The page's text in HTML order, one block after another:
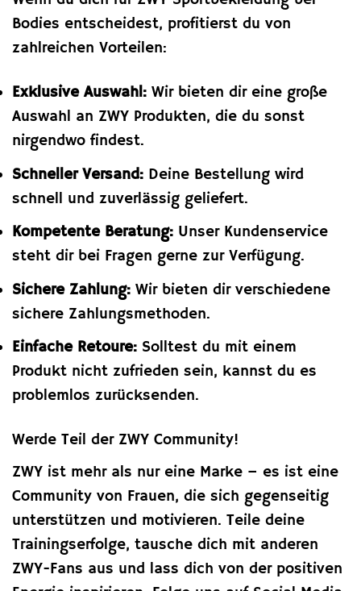
Bodies entscheidest, profitierst du von
zahlreichen Vorteilen:
Exklusive Auswahl: Wir bieten dir eine große
Auswahl an ZWY Produkten, die du sonst
nirgendwo findest.
Schneller Versand: Deine Bestellung wird
schnell und zuverlässig geliefert.
Kompetente Beratung: Unser Kundenservice
steht dir bei Fragen gerne zur Verfügung.
Sichere Zahlung: Wir bieten dir verschiedene
sichere Zahlungsmethoden.
Einfache Retoure: Solltest du mit einem
Produkt nicht zufrieden sein, kannst du es
problemlos zurücksenden.
Werde Teil der ZWY Community!
ZWY ist mehr als nur eine Marke – es ist eine
Community von Frauen, die sich gegenseitig
unterstützen und motivieren. Teile deine
Trainingserfolge, tausche dich mit anderen
ZWY-Fans aus und lass dich von der positiven